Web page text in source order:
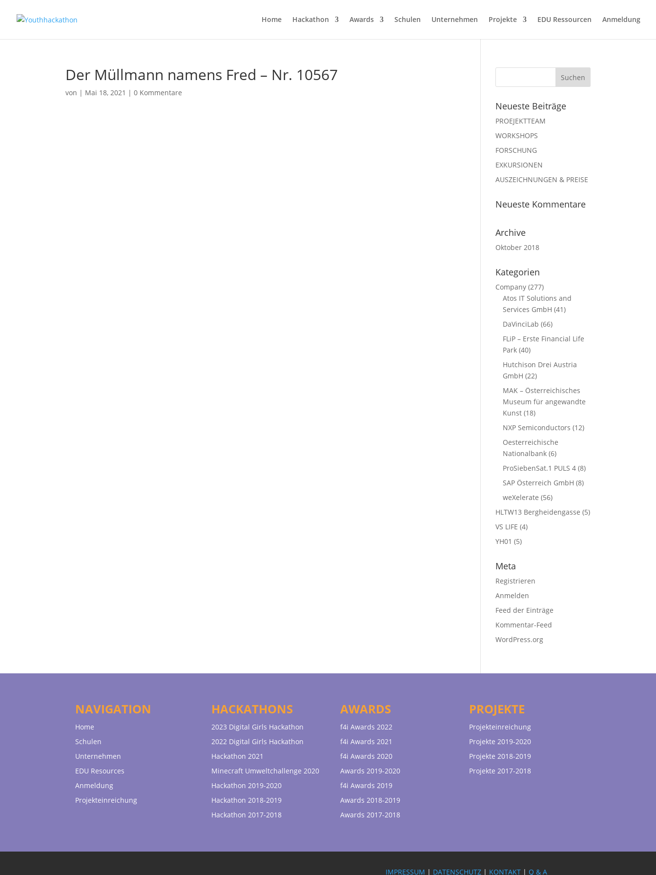
Home Hackathon Awards Schulen Unternehmen Projekte EDU Ressourcen Anmeldung
Der Müllmann namens Fred – Nr. 10567
von | Mai 18, 2021 |0 Kommentare
Neueste Beiträge
PROEJEKTTEAM
WORKSHOPS
FORSCHUNG
EXKURSIONEN
AUSZEICHNUNGEN & PREISE
Neueste Kommentare
Archive
Oktober 2018
Kategorien
Company (277)
Atos IT Solutions and
Services GmbH (41)
DaVinciLab (66)
FLiP – Erste Financial Life
Park (40)
Hutchison Drei Austria
GmbH (22)
MAK – Österreichisches
Museum für angewandte
Kunst (18)
NXP Semiconductors (12)
Oesterreichische
Nationalbank (6)
ProSiebenSat.1 PULS 4 (8)
SAP Österreich GmbH (8)
weXelerate (56)
HLTW13 Bergheidengasse (5)
VS LIFE (4)
YH01 (5)
Meta
Registrieren
Anmelden
Feed der Einträge
Kommentar-Feed
WordPress.org
NAVIGATION
Home
Schulen
Unternehmen
EDU Resources
Anmeldung
Projekteinreichung
HACKATHONS
2023 Digital Girls Hackathon
2022 Digital Girls Hackathon
Hackathon 2021
Minecraft Umweltchallenge 2020
Hackathon 2019-2020
Hackathon 2018-2019
Hackathon 2017-2018
AWARDS
f4i Awards 2022
f4i Awards 2021
f4i Awards 2020
Awards 2019-2020
f4i Awards 2019
Awards 2018-2019
Awards 2017-2018
PROJEKTE
Projekteinreichung
Projekte 2019-2020
Projekte 2018-2019
Projekte 2017-2018
IMPRESSUM | DATENSCHUTZ | KONTAKT | Q & A